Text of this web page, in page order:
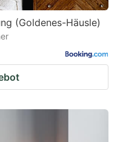
(Goldenes-Häusle)